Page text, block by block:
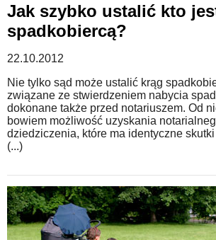
Jak szybko ustalić kto
spadkobiercą?
22.10.2012
Nie tylko sąd może ustalić krąg
związane ze stwierdzeniem nabycia
dokonane także przed notariuszem. Od
bowiem możliwość uzyskania
dziedziczenia, które ma identyczne
(...)